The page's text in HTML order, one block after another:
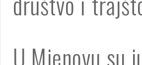
U Mjenovu su